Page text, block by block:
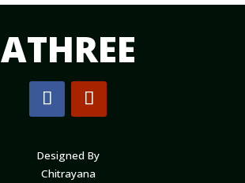
ATHREE
Designed By
Chitrayana